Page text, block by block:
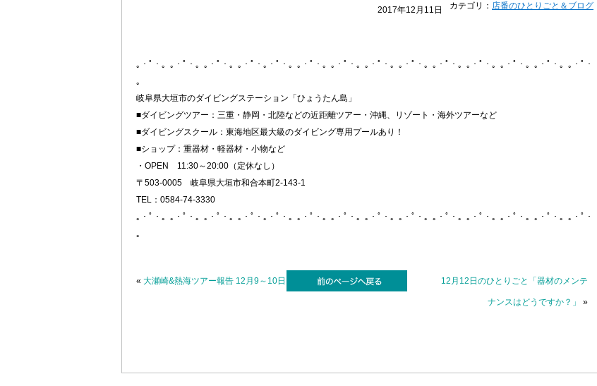
カテゴリ： 店番のひとりごと＆ブログ
2017年12月11日
｡・ﾟ・。｡・ﾟ・。｡・ﾟ・。｡・ﾟ・｡・ﾟ・。｡・ﾟ・。｡・ﾟ・。｡・ﾟ・。｡・ﾟ・。｡・ﾟ・。｡・ﾟ・。｡・ﾟ・。｡・ﾟ・。｡・ﾟ・
。
岐阜県大垣市のダイビングステーション「ひょうたん島」
■ダイビングツアー：三重・静岡・北陸などの近距離ツアー・沖縄、リゾート・海外ツアーなど
■ダイビングスクール：東海地区最大級のダイビング専用プールあり！
■ショップ：重器材・軽器材・小物など
・OPEN 11:30～20:00（定休なし）
〒503-0005 岐阜県大垣市和合本町2-143-1
TEL：0584-74-3330
｡・ﾟ・。｡・ﾟ・。｡・ﾟ・。｡・ﾟ・｡・ﾟ・。｡・ﾟ・。｡・ﾟ・。｡・ﾟ・。｡・ﾟ・。｡・ﾟ・。｡・ﾟ・。｡・ﾟ・。｡・ﾟ・。｡・ﾟ・
。
« 大瀬崎&熱海ツアー報告 12月9～10日 12月12日のひとりごと「器材のメンテ
ナンスはどうですか？」 »